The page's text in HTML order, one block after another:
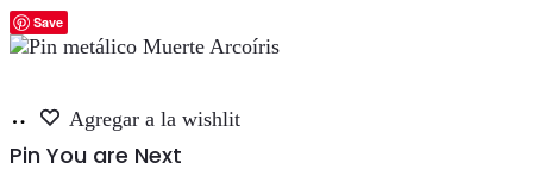
Save
Añadir
carrito
Agregar a la wishlit
Pin You are Next